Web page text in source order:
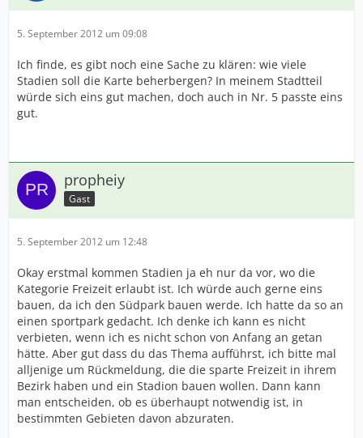
5. September 2012 um 09:08
Ich finde, es gibt noch eine Sache zu klären: wie viele
Stadien soll die Karte beherbergen? In meinem Stadtteil
würde sich eins gut machen, doch auch in Nr. 5 passte eins
gut.
propheiy
Gast
5. September 2012 um 12:48
Okay erstmal kommen Stadien ja eh nur da vor, wo die
Kategorie Freizeit erlaubt ist. Ich würde auch gerne eins
bauen, da ich den Südpark bauen werde. Ich hatte da so an
einen sportpark gedacht. Ich denke ich kann es nicht
verbieten, wenn ich es nicht schon von Anfang an getan
hätte. Aber gut dass du das Thema aufführst, ich bitte mal
alljenige um Rückmeldung, die die sparte Freizeit in ihrem
Bezirk haben und ein Stadion bauen wollen. Dann kann
man entscheiden, ob es überhaupt notwendig ist, in
bestimmten Gebieten davon abzuraten.